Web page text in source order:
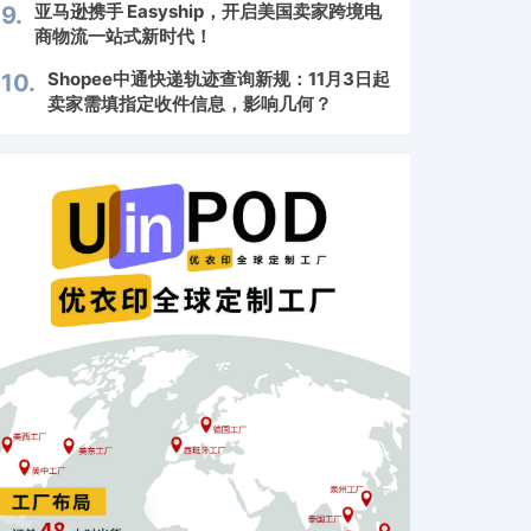
9. 亚马逊携手 Easyship，开启美国卖家跨境电
商物流一站式新时代！
10. Shopee中通快递轨迹查询新规：11月3日起
卖家需填指定收件信息，影响几何？